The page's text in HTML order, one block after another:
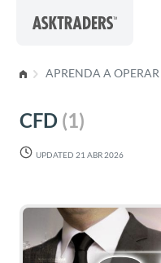
APRENDA A OPERAR
CFD (1)
UPDATED 21 ABR 2026